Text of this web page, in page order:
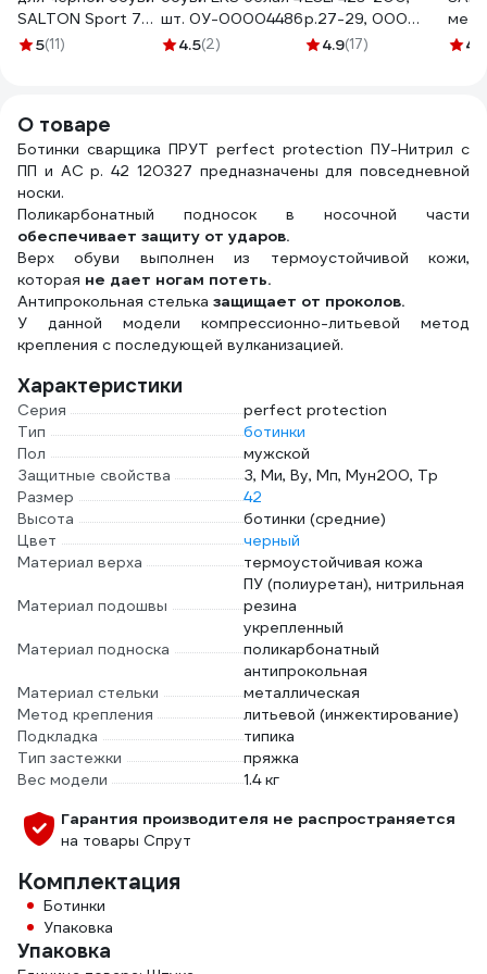
SALTON Sport 75
мл 12/48 nds
5(11)
шт. 0У-00004486
4.5(2)
р.27-29, 000
темно-синий
4.9(17) 4.3
О товаре
Ботинки сварщика ПРУТ perfect protection ПУ-Нитрил с
ПП и АС р. 42 120327 предназначены для повседневной
носки.
Поликарбонатный подносок в носочной части
обеспечивает защиту от ударов.
Верх обуви выполнен из термоустойчивой кожи,
которая не дает ногам потеть.
Антипрокольная стелька защищает от проколов.
У данной модели компрессионно-литьевой метод
крепления с последующей вулканизацией.
Характеристики
Серия
perfect protection
Тип
ботинки
Пол
мужской
Защитные свойства
З, Ми, Ву, Мп, Мун200, Тр
Размер
42
Высота
ботинки (средние)
Цвет
черный
Материал верха
термоустойчивая кожа
Материал подошвы
ПУ (полиуретан), нитрильная
резина
Материал подноска
укрепленный
поликарбонатный
Материал стельки
антипрокольная
металлическая
Метод крепления
литьевой (инжектирование)
Подкладка
типика
Тип застежки
пряжка
Вес модели
1.4 кг
Гарантия производителя не распространяется
на товары Спрут
Комплектация
Ботинки
Упаковка
Упаковка